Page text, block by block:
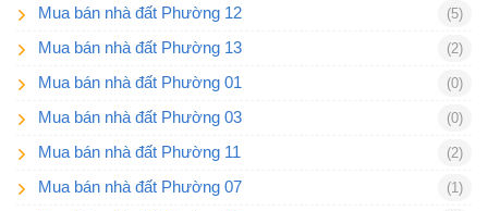
Mua bán nhà đất Phường 12 (5)
Mua bán nhà đất Phường 13 (2)
Mua bán nhà đất Phường 01 (0)
Mua bán nhà đất Phường 03 (0)
Mua bán nhà đất Phường 11 (2)
Mua bán nhà đất Phường 07 (1)